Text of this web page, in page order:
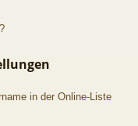
in der Online-Liste